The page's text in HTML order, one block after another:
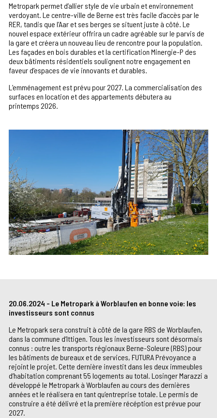
Metropark permet d’allier style de vie urbain et environnement
verdoyant. Le centre-ville de Berne est très facile d’accès par le
RER, tandis que l’Aar et ses berges se situent juste à côté. Le
nouvel espace extérieur offrira un cadre agréable sur le parvis de
la gare et créera un nouveau lieu de rencontre pour la population.
Les façades en bois durables et la certification Minergie-P des
deux bâtiments résidentiels soulignent notre engagement en
faveur d’espaces de vie innovants et durables.
L’emménagement est prévu pour 2027. La commercialisation des
surfaces en location et des appartements débutera au
printemps 2026.
20.06.2024 - Le Metropark à Worblaufen en bonne voie: les
investisseurs sont connus
Le Metropark sera construit à côté de la gare RBS de Worblaufen,
dans la commune d’Ittigen. Tous les investisseurs sont désormais
connus : outre les transports régionaux Berne-Soleure (RBS) pour
les bâtiments de bureaux et de services, FUTURA Prévoyance a
rejoint le projet. Cette dernière investit dans les deux immeubles
d’habitation comprenant 55 logements au total. Losinger Marazzi a
développé le Metropark à Worblaufen au cours des dernières
années et le réalisera en tant qu’entreprise totale. Le permis de
construire a été délivré et la première récéption est prévue pour
2027.